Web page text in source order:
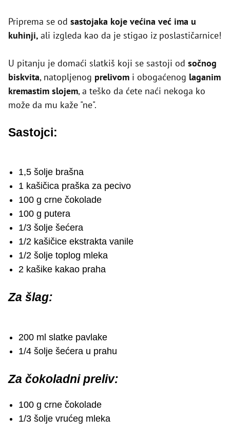
Priprema se od sastojaka koje većina već ima u
kuhinji, ali izgleda kao da je stigao iz poslastičarnice!
U pitanju je domaći slatkiš koji se sastoji od sočnog
biskvita, natopljenog prelivom i obogaćenog laganim
kremastim slojem, a teško da ćete naći nekoga ko
može da mu kaže "ne".
Sastojci:
1,5 šolje brašna
1 kašičica praška za pecivo
100 g crne čokolade
100 g putera
1/3 šolje šećera
1/2 kašičice ekstrakta vanile
1/2 šolje toplog mleka
2 kašike kakao praha
Za šlag:
200 ml slatke pavlake
1/4 šolje šećera u prahu
Za čokoladni preliv:
100 g crne čokolade
1/3 šolje vrućeg mleka